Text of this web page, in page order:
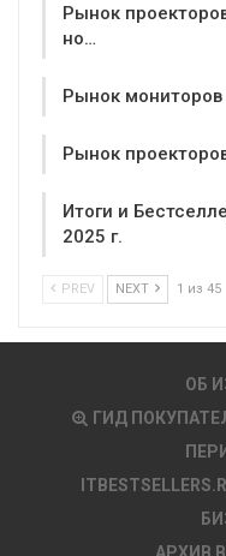
Рынок
но…
Рынок
Рынок
Итоги и
2025 г.
PREV NEXT 1 из 45
ОБ
ГИД